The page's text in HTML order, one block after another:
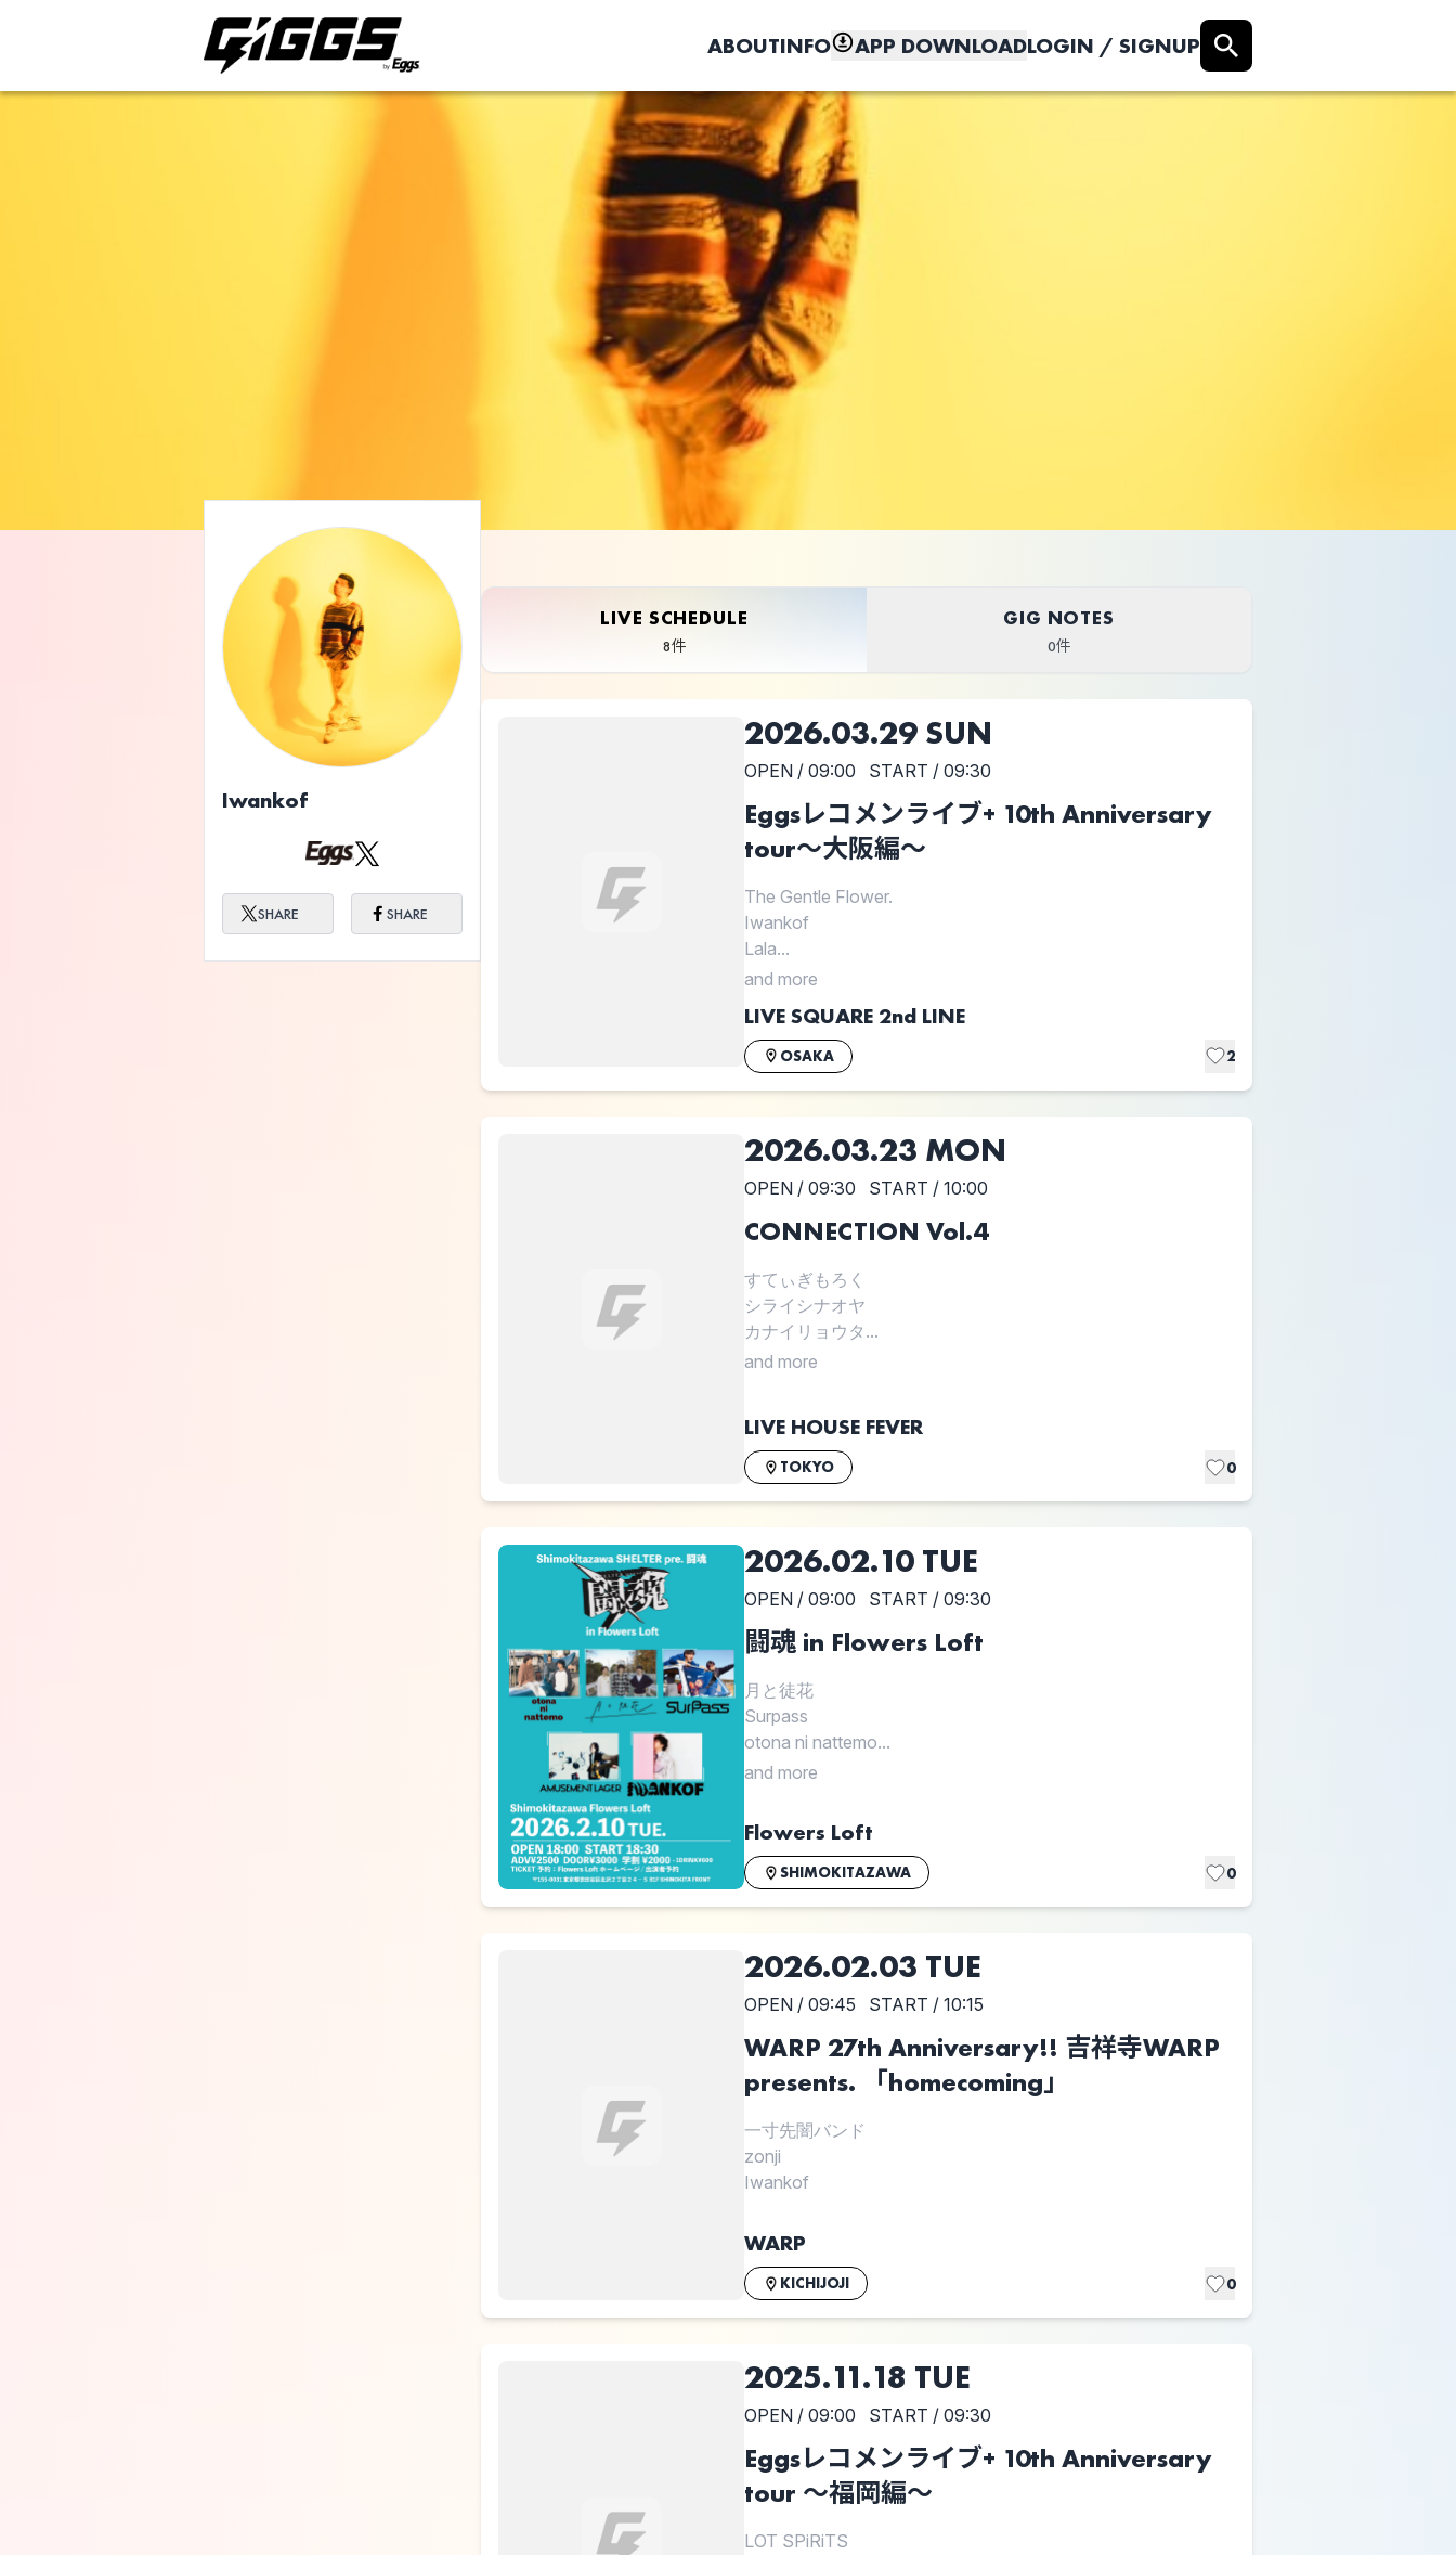
ABOUTINFO APP DOWNLOADLOGIN / SIGNUP
ライブ体験をもっと楽しく、もっと便利に。
Iwankof
SHARE SHARE
こちら
LIVE SCHEDULE
8件
GIG NOTES
0件
2026.03.29 SUN
OPEN / 09:00 START / 09:30
Eggsレコメンライブ+ 10th Anniversary
tour～大阪編～
The Gentle Flower.
Iwankof
Lala...
and more
LIVE SQUARE 2nd LINE
OSAKA 2
2026.03.23 MON
OPEN / 09:30 START / 10:00
CONNECTION Vol.4
すてぃぎもろく
シライシナオヤ
カナイリョウタ...
and more
LIVE HOUSE FEVER
TOKYO 0
2026.02.10 TUE
OPEN / 09:00 START / 09:30
闘魂 in Flowers Loft
月と徒花
Surpass
otona ni nattemo...
and more
Flowers Loft
SHIMOKITAZAWA 0
2026.02.03 TUE
OPEN / 09:45 START / 10:15
WARP 27th Anniversary!! 吉祥寺WARP
presents. 「homecoming」
一寸先闇バンド
zonji
Iwankof
WARP
KICHIJOJI 0
2025.11.18 TUE
OPEN / 09:00 START / 09:30
Eggsレコメンライブ+ 10th Anniversary
tour ～福岡編～
LOT SPiRiTS